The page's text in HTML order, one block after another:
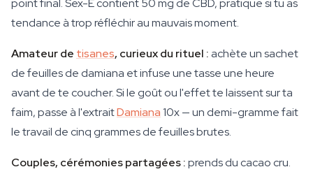
point final. Sex-E contient 50 mg de CBD, pratique si tu as
tendance à trop réfléchir au mauvais moment.
Amateur de tisanes, curieux du rituel :achète un sachet
de feuilles de damiana et infuse une tasse une heure
avant de te coucher. Si le goût ou l'effet te laissent sur ta
faim, passe à l'extraitDamiana10x — un demi-gramme fait
le travail de cinq grammes de feuilles brutes.
Couples, cérémonies partagées :prends du cacao cru.